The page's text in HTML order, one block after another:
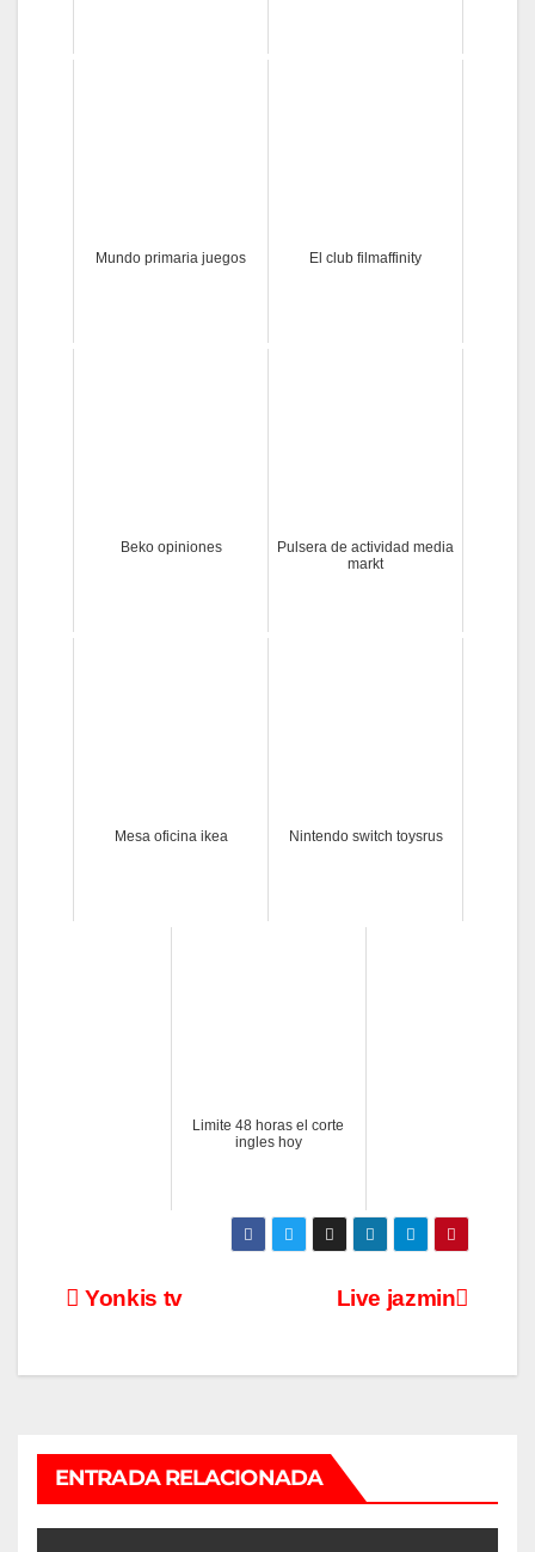
Mundo primaria juegos El club filmaffinity
Beko opiniones
Pulsera de actividad media
markt
Mesa oficina ikea Nintendo switch toysrus
Limite 48 horas el corte
ingles hoy
Navegación
Live jazmin
Yonkis tv
ENTRADA RELACIONADA